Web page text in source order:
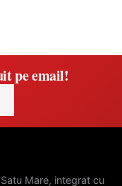
pe email!
Mare, integrat cu